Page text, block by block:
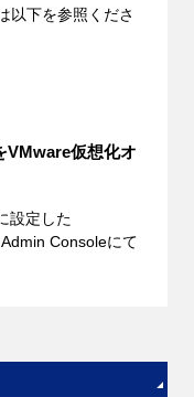
以下を参照くださ
VMware仮想化オ
設定した
Consoleにて